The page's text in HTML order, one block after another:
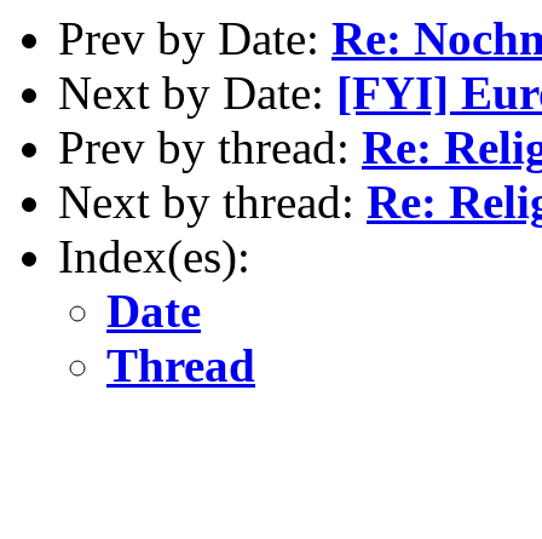
Prev by Date: Re:
Next by Date: [FYI]
Prev by thread: Re:
Next by thread: Re:
Index(es):
Date
Thread